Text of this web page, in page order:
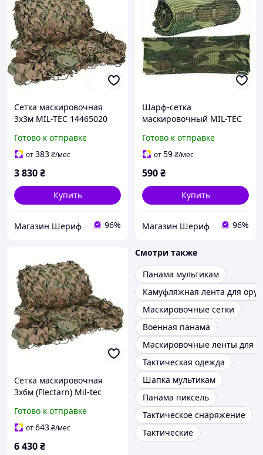
Сетка маскировочная
3х3м MIL-TEC 14465020
Готово к отправке
от383₴/мес
3 830₴
Купить
Магазин Шериф 96%
Шарф-сетка
маскировочный MIL-TEC
Готово к отправке
от59₴/мес
590₴
Купить
Магазин Шериф 96%
Сетка маскировочная
3x6м (Flectarn) Mil-tec
Готово к отправке
от643₴/мес
6 430₴
Смотри также
Панама мультикам
Камуфляжная лента для
Маскировочные сетки
Военная панама
Маскировочные ленты для
Тактическая одежда
Шапка мультикам
Панама пиксель
Тактическое снаряжение
Тактические